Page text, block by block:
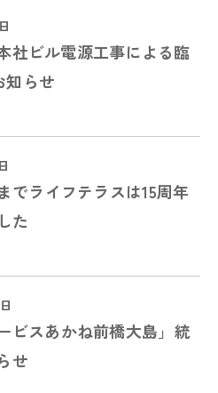
社ビル電源工事による臨
知らせ
でライフテラスは15周年
た
ビスあかね前橋大島」統
せ